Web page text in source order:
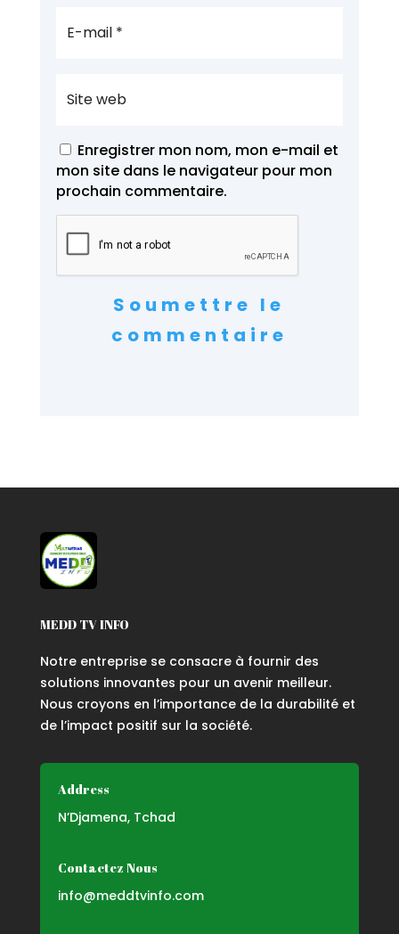
Enregistrer mon nom, mon e-mail et
mon site dans le navigateur pour mon
prochain commentaire.
Soumettre le
commentaire
MEDD TV INFO
Notre entreprise se consacre à fournir des
solutions innovantes pour un avenir meilleur.
Nous croyons en l’importance de la durabilité et
de l’impact positif sur la société.
Address
N’Djamena, Tchad
Contactez Nous
info@meddtvinfo.com